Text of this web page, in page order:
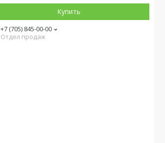
Купить
+7 (705) 845-00-00
Отдел продаж